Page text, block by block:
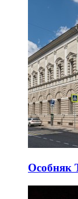
Особняк